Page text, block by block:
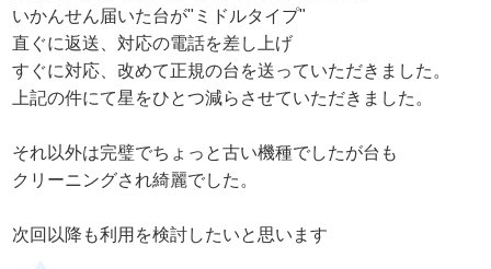
いかんせん届いた台が"ミドルタイプ"
直ぐに返送、対応の電話を差し上げ
すぐに対応、改めて正規の台を送っていただきました。
上記の件にて星をひとつ減らさせていただきました。
それ以外は完璧でちょっと古い機種でしたが台も
クリーニングされ綺麗でした。
次回以降も利用を検討したいと思います